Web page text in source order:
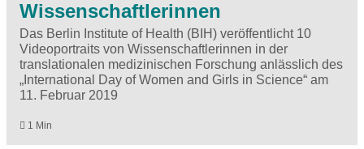
Wissenschaftlerinnen
Das Berlin Institute of Health (BIH) veröffentlicht 10
Videoportraits von Wissenschaftlerinnen in der
translationalen medizinischen Forschung anlässlich des
„International Day of Women and Girls in Science“ am
11. Februar 2019
1 Min